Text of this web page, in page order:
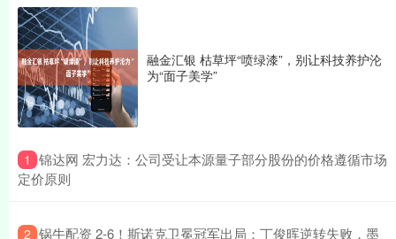
融金汇银 枯草坪“喷绿漆”，别让科技养护沦
为“面子美学”
1 ​锦达网 宏力达：公司受让本源量子部分股份的价格遵循市场
定价原则
2 ​锅牛配资 2-6！斯诺克卫冕冠军出局：丁俊晖逆转失败，墨